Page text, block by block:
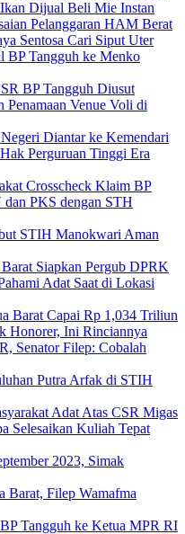
Dijual Beli Mie Instan
Pelanggaran HAM Berat
Sentosa Cari Siput Uter
BP Tangguh ke Menko
BP Tangguh Diusut
Venue Voli di
Diantar ke Kemendari
Perguruan Tinggi Era
Crosscheck Klaim BP
PKS dengan STH
STIH Manokwari Aman
Siapkan Pergub DPRK
Adat Saat di Lokasi
Barat Capai Rp 1,034 Triliun
Honorer, Ini Rinciannya
Senator Filep: Cobalah
Putra Arfak di STIH
Adat Atas CSR Migas
Selesaikan Kuliah Tepat
2023, Simak
Filep Wamafma
Tangguh ke Ketua MPR RI